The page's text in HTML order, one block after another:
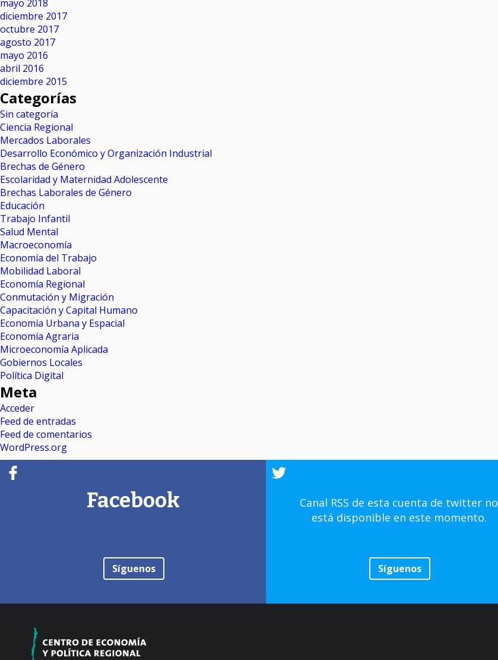
mayo 2018
diciembre 2017
octubre 2017
agosto 2017
mayo 2016
abril 2016
diciembre 2015
Categorías
Sin categoría
Ciencia Regional
Mercados Laborales
Desarrollo Económico y Organización Industrial
Brechas de Género
Escolaridad y Maternidad Adolescente
Brechas Laborales de Género
Educación
Trabajo Infantil
Salud Mental
Macroeconomía
Economía del Trabajo
Mobilidad Laboral
Economía Regional
Conmutación y Migración
Capacitación y Capital Humano
Economía Urbana y Espacial
Economía Agraria
Microeconomía Aplicada
Gobiernos Locales
Política Digital
Meta
Acceder
Feed de entradas
Feed de comentarios
WordPress.org
Facebook
Síguenos
Canal RSS de esta cuenta de twitter no
está disponible en este momento.
Síguenos